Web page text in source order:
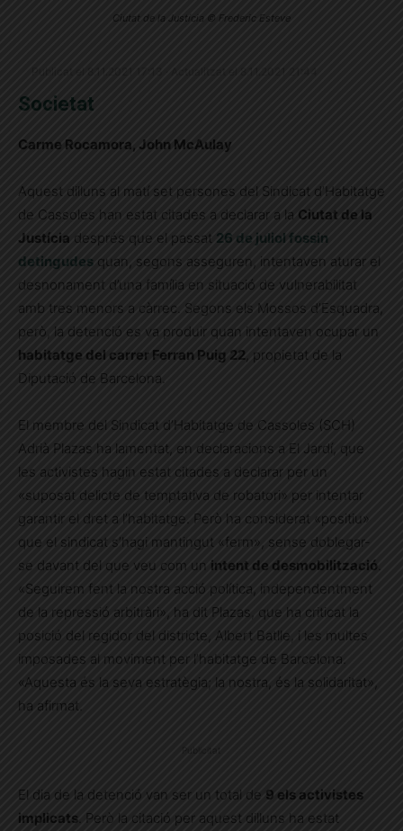
Ciutat de la Justícia © Frederic Esteve
Societat
Carme Rocamora, John McAulay
Aquest dilluns al matí set persones del Sindicat d’Habitatge
de Cassoles han estat citades a declarar a la Ciutat de la
Justícia després que el passat 26 de juliol fossin
detingudes quan, segons asseguren, intentaven aturar el
desnonament d’una família en situació de vulnerabilitat
amb tres menors a càrrec. Segons els Mossos d’Esquadra,
però, la detenció es va produir quan intentaven ocupar un
habitatge del carrer Ferran Puig 22 , propietat de la
Diputació de Barcelona.
El membre del Sindicat d’Habitatge de Cassoles (SCH)
Adrià Plazas ha lamentat, en declaracions a El Jardí, que
les activistes hagin estat citades a declarar per un
«suposat delicte de temptativa de robatori» per intentar
garantir el dret a l’habitatge. Però ha considerat «positiu»
que el sindicat s’hagi mantingut «ferm», sense doblegar-
se davant del que veu com un intent de desmobilització
«Seguirem fent la nostra acció política, independentment
de la repressió arbitràri», ha dit Plazas, que ha criticat la
posició del regidor del districte, Albert Batlle, i les multes
imposades al moviment per l’habitatge de Barcelona.
«Aquesta és la seva estratègia; la nostra, és la solidaritat»,
ha afirmat.
El dia de la detenció van ser un total de 9 els activistes
implicats . Però la citació per aquest dilluns ha estat